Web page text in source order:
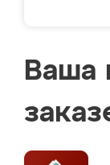
Ваша